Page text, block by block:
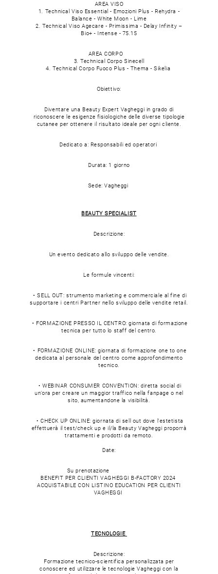
AREA VISO
1. Technical Viso Essential - Emozioni Plus - Rehydra -
Balance - White Moon - Lime
2. Technical Viso Agecare - Primissima - Delay Infinity –
Bio+ - Intense - 75.15
AREA CORPO
3. Technical Corpo Sinecell
4. Technical Corpo Fuoco Plus - Thema - Sikelia
Obiettivo:
Diventare una Beauty Expert Vagheggi in grado di
riconoscere le esigenze fisiologiche delle diverse tipologie
cutanee per ottenere il risultato ideale per ogni cliente.
Dedicato a: Responsabili ed operatori
Durata: 1 giorno
Sede: Vagheggi
BEAUTY SPECIALIST
Descrizione:
Un evento dedicato allo sviluppo delle vendite.
Le formule vincenti:
• SELL OUT: strumento marketing e commerciale al fine di
supportare i centri Partner nello sviluppo delle vendite retail.
• FORMAZIONE PRESSO IL CENTRO: giornata di formazione
tecnica per tutto lo staff del centro.
• FORMAZIONE ONLINE: giornata di formazione one to one
dedicata al personale del centro come approfondimento
tecnico.
• WEBINAR CONSUMER CONVENTION: diretta social di
un’ora per creare un maggior traffico nella fanpage o nel
sito, aumentandone la visibilità.
• CHECK UP ONLINE: giornata di sell out dove l'estetista
effettuerà il test/check up e il/la Beauty Vagheggi proporrà
trattamenti e prodotti da remoto.
Date:
Su prenotazione
BENEFIT PER CLIENTI VAGHEGGI B-FACTORY 2024
ACQUISTABILE CON LISTINO EDUCATION PER CLIENTI
VAGHEGGI
TECNOLOGIE
Descrizione:
Formazione tecnico-scientifica personalizzata per
conoscere ed utilizzare le tecnologie Vagheggi con la